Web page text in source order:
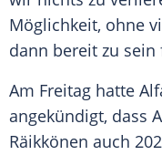
Möglichkeit, ohne
dann bereit zu sein
Am Freitag hatte
angekündigt, dass
Räikkönen auch